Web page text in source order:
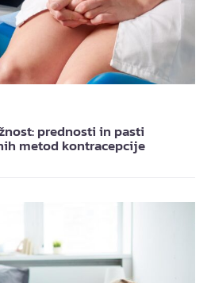
prednosti in pasti
metod kontracepcije